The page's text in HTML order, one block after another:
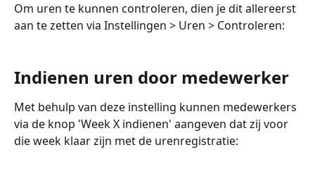
Om uren te kunnen controleren, dien je dit allereerst
aan te zetten via Instellingen > Uren > Controleren:
Indienen uren door medewerker
Met behulp van deze instelling kunnen medewerkers
via de knop 'Week X indienen' aangeven dat zij voor
die week klaar zijn met de urenregistratie: